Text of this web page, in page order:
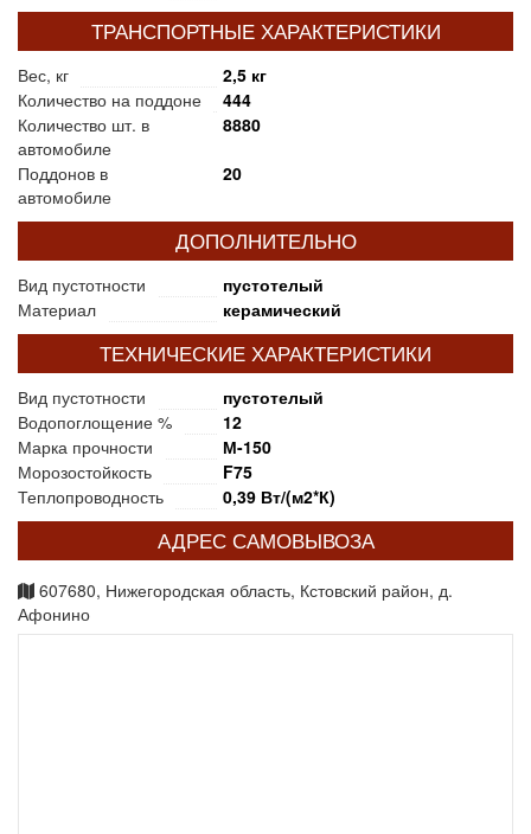
ТРАНСПОРТНЫЕ ХАРАКТЕРИСТИКИ
Вес, кг
2,5 кг
Количество на поддоне
444
Количество шт. в
автомобиле
8880
Поддонов в
автомобиле
20
ДОПОЛНИТЕЛЬНО
Вид пустотности
пустотелый
Материал
керамический
ТЕХНИЧЕСКИЕ ХАРАКТЕРИСТИКИ
Вид пустотности
пустотелый
Водопоглощение %
12
Марка прочности
М-150
Морозостойкость
F75
Теплопроводность
0,39 Вт/(м2*К)
АДРЕС САМОВЫВОЗА
607680, Нижегородская область, Кстовский район, д.
Афонино